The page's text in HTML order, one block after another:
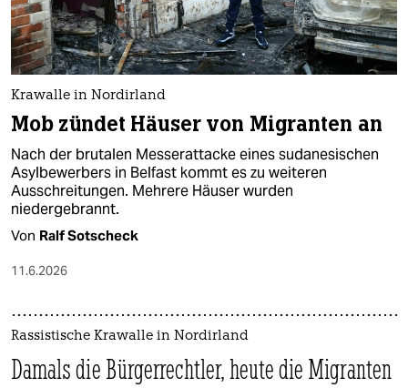
Krawalle in Nordirland
Mob zündet Häuser von Migranten an
Nach der brutalen Messerattacke eines sudanesischen
Asylbewerbers in Belfast kommt es zu weiteren
Ausschreitungen. Mehrere Häuser wurden
niedergebrannt.
Von Ralf Sotscheck
11.6.2026
Rassistische Krawalle in Nordirland
Damals die Bürgerrechtler, heute die Migranten